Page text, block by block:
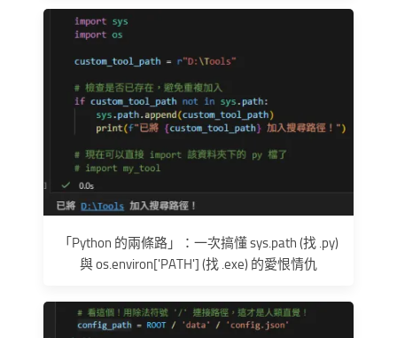
「Python 的兩條路」：一次搞懂 sys.path (找 .py)
與 os.environ['PATH'] (找 .exe) 的愛恨情仇